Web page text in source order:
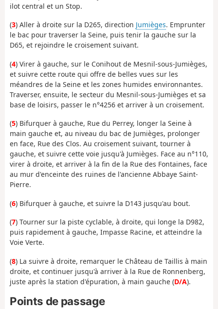
ilot central et un Stop.
(3) Aller à droite sur la D265, direction Jumièges. Emprunter
le bac pour traverser la Seine, puis tenir la gauche sur la
D65, et rejoindre le croisement suivant.
(4) Virer à gauche, sur le Conihout de Mesnil-sous-Jumièges,
et suivre cette route qui offre de belles vues sur les
méandres de la Seine et les zones humides environnantes.
Traverser, ensuite, le secteur du Mesnil-sous-Jumièges et sa
base de loisirs, passer le n°4256 et arriver à un croisement.
(5) Bifurquer à gauche, Rue du Perrey, longer la Seine à
main gauche et, au niveau du bac de Jumièges, prolonger
en face, Rue des Clos. Au croisement suivant, tourner à
gauche, et suivre cette voie jusqu'à Jumièges. Face au n°110,
virer à droite, et arriver à la fin de la Rue des Fontaines, face
au mur d'enceinte des ruines de l'ancienne Abbaye Saint-
Pierre.
(6) Bifurquer à gauche, et suivre la D143 jusqu'au bout.
(7) Tourner sur la piste cyclable, à droite, qui longe la D982,
puis rapidement à gauche, Impasse Racine, et atteindre la
Voie Verte.
(8) La suivre à droite, remarquer le Château de Taillis à main
droite, et continuer jusqu'à arriver à la Rue de Ronnenberg,
juste après la station d'épuration, à main gauche (D/A).
Points de passage